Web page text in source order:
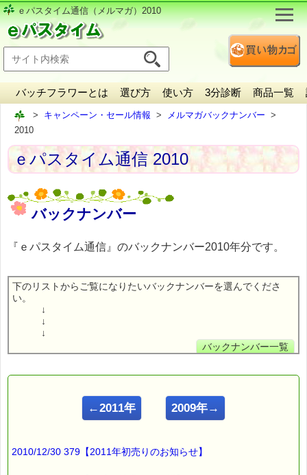
ｅパスタイム通信（メルマガ）2010
バッチフラワーとは 選び方 使い方 3分診断 商品一覧
キャンペーン・セール情報
メルマガバックナンバー
2010
ｅパスタイム通信 2010
バックナンバー
『ｅパスタイム通信』のバックナンバー2010年分です。
下のリストからご覧になりたいバックナンバーを選んでくださ
い。
↓
↓
↓
バックナンバー一覧
←2011年 2009年→
2010/12/30 379【2011年初売りのお知らせ】